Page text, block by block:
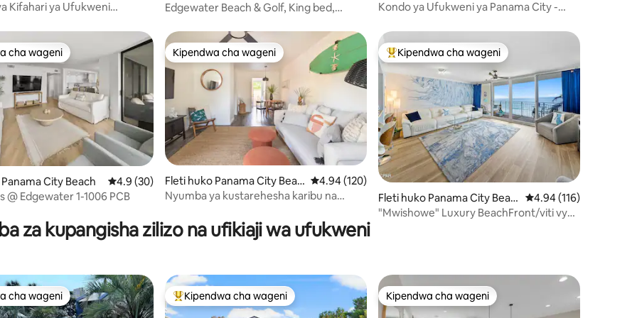
Kifahari ya Ufukweni
h
Edgewater Beach & Golf, King bed,
Kondo ya Ufukweni ya Panama City -
kati ya 5, tathmini 261
cha wageni
cha wageni
City Beach Ukadiriaji wa wastani wa 4.9 kati ya 5, tathmini 30
4.9 (30)
@ Edgewater 1-1006 PCB
Kipendwa cha wageni
Kipendwa cha wageni
Fleti huko Panama City Beac
h
Ukadiriaji wa wastani wa 4.94 kati ya 5, tathmini 120
4.94 (120)
Nyumba ya kustarehesha karibu na
Kipendwa maarufu cha wageni
Kipendwa cha wageni
Fleti huko Panama City Beac
h
Ukadiriaji wa wastani
4.94 (116)
"Mwishowe" Luxury BeachFront/viti vya
za kupangisha zilizo na ufikiaji wa ufukweni
cha wageni
cha wageni Kipendwa maarufu cha wageni
Kipendwa cha wageni Kipendwa cha wageni
Kipendwa cha wageni